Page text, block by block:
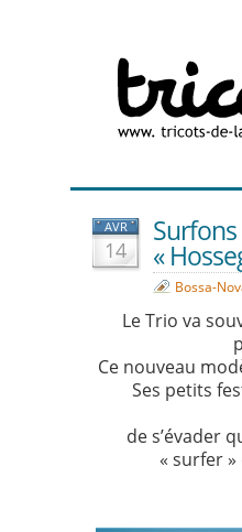
AVR
14 «
Bossa-
Le Trio va
Ce nouveau
Ses petits
de s’évader
« surfer »